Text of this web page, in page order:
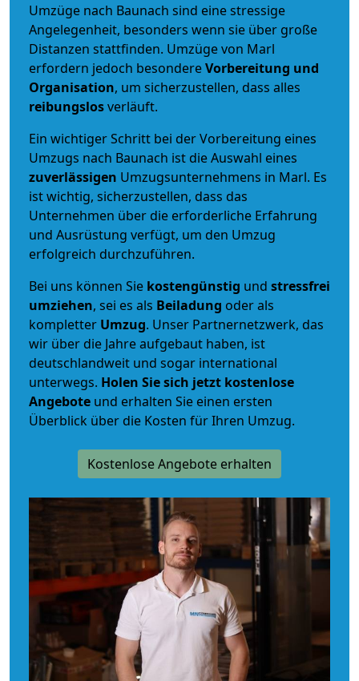
Umzüge nach Baunach sind eine stressige
Angelegenheit, besonders wenn sie über große
Distanzen stattfinden. Umzüge von Marl
erfordern jedoch besondereVorbereitung und
Organisation, um sicherzustellen, dass alles
reibungslosverläuft.
Ein wichtiger Schritt bei der Vorbereitung eines
Umzugs nach Baunach ist die Auswahl eines
zuverlässigen Umzugsunternehmens in Marl. Es
ist wichtig, sicherzustellen, dass das
Unternehmen über die erforderliche Erfahrung
und Ausrüstung verfügt, um den Umzug
erfolgreich durchzuführen.
Bei uns können Sie kostengünstig und stressfrei
umziehen, sei es als Beiladung oder als
kompletter Umzug. Unser Partnernetzwerk, das
wir über die Jahre aufgebaut haben, ist
deutschlandweit und sogar international
unterwegs. Holen Sie sich jetzt kostenlose
Angebote und erhalten Sie einen ersten
Überblick über die Kosten für Ihren Umzug.
Kostenlose Angebote erhalten